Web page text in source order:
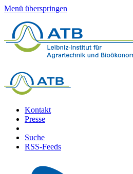
Menü überspringen
Kontakt
Presse
Suche
RSS-Feeds